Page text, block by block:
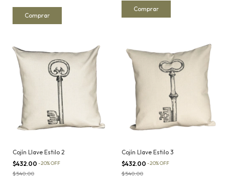
Cojín Llave Estilo 2
$432.00 -20%OFF
$540.00
Cojín Llave Estilo 3
$432.00 -20%OFF
$540.00